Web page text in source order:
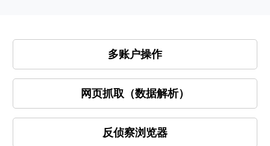
多账户操作
网页抓取（数据解析）
反侦察浏览器